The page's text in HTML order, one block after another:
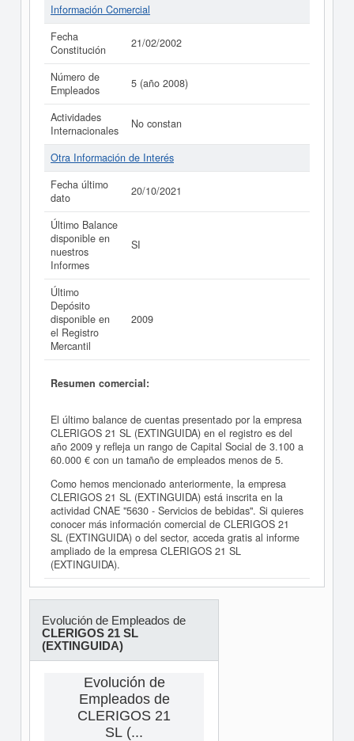
Información Comercial
Fecha
Constitución
21/02/2002
Número de
Empleados
5 (año 2008)
Actividades
Internacionales
No constan
Otra Información de Interés
Fecha último
dato
20/10/2021
Último Balance
disponible en
nuestros
Informes
SI
Último
Depósito
disponible en
el Registro
Mercantil
2009
Resumen comercial:
El último balance de cuentas presentado por la empresa
CLERIGOS 21 SL (EXTINGUIDA) en el registro es del
año 2009 y refleja un rango de Capital Social de 3.100 a
60.000 € con un tamaño de empleados menos de 5.
Como hemos mencionado anteriormente, la empresa
CLERIGOS 21 SL (EXTINGUIDA) está inscrita en la
actividad CNAE "5630 - Servicios de bebidas". Si quieres
conocer más información comercial de CLERIGOS 21
SL (EXTINGUIDA) o del sector, acceda gratis al informe
ampliado de la empresa CLERIGOS 21 SL
(EXTINGUIDA).
Evolución de Empleados de
CLERIGOS 21 SL
(EXTINGUIDA)
Evolución de
Empleados de
CLERIGOS 21
SL (...